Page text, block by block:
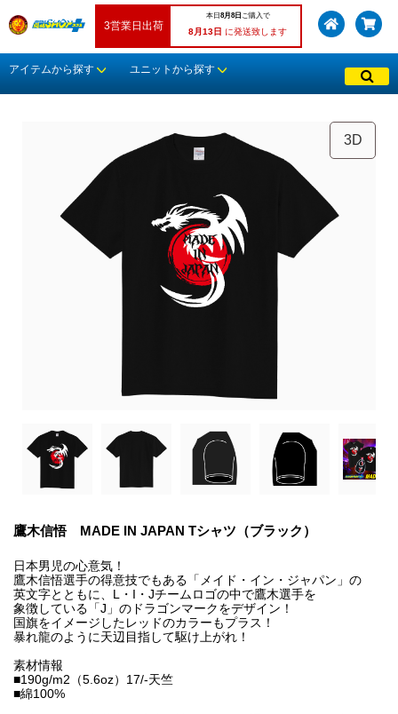
3営業日出荷
本日 8月8日 ご購入で
8月13日 に発送致します
アイテムから探す ユニットから探す
3D
鷹木信悟 MADE IN JAPAN Tシャツ（ブラック）
日本男児の心意気！
鷹木信悟選手の得意技でもある「メイド・イン・ジャパン」の
英文字とともに、L・I・Jチームロゴの中で鷹木選手を
象徴している「J」のドラゴンマークをデザイン！
国旗をイメージしたレッドのカラーもプラス！
暴れ龍のように天辺目指して駆け上がれ！
素材情報
■190g/m2（5.6oz）17/-天竺
■綿100%